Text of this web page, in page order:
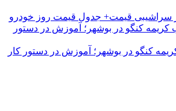
سراشیبی قیمت+ جدول قیمت روز خودرو
کنگو در بوشهر؛ آموزش در دستور کار